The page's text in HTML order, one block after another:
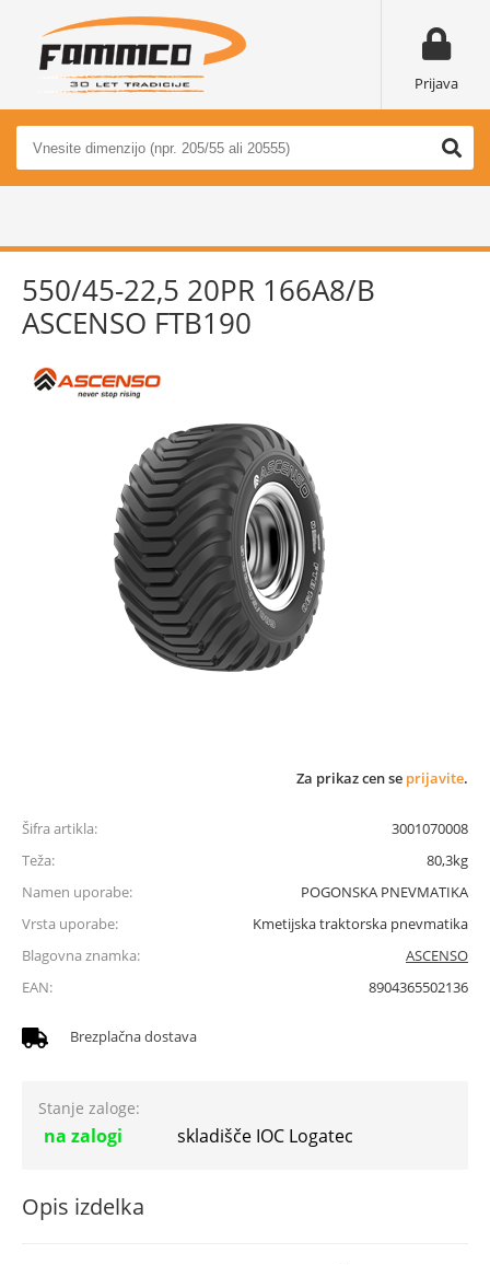
Prijava
550/45-22,5 20PR 166A8/B
ASCENSO FTB190
Za prikaz cen se prijavite.
Šifra artikla:
3001070008
Teža:
80,3kg
Namen uporabe:
POGONSKA PNEVMATIKA
Vrsta uporabe:
Kmetijska traktorska pnevmatika
Blagovna znamka:
ASCENSO
EAN:
8904365502136
Brezplačna dostava
Stanje zaloge:
na zalogi skladišče IOC Logatec
Opis izdelka